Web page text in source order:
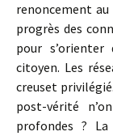
renoncement
progrès des
pour
citoyen. Les
creuset
post-vérité
profondes ?